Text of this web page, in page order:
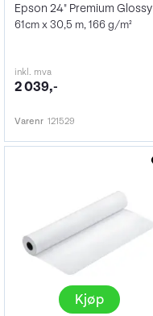
61cm x 30,5 m, 166 g/m²
inkl. mva
2 039,-
Varenr 121529
Kjøp